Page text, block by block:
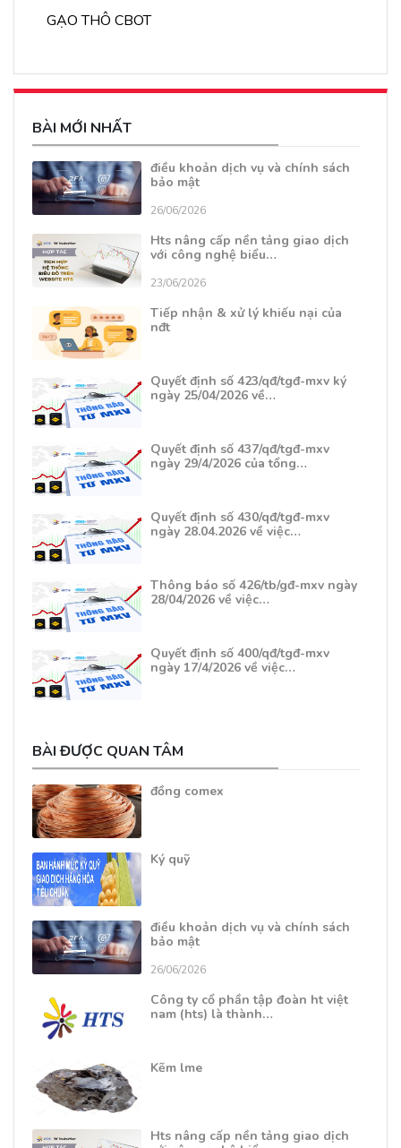
GẠO THÔ CBOT
BÀI MỚI NHẤT
điều khoản dịch vụ và chính sách
bảo mật
26/06/2026
Hts nâng cấp nền tảng giao dịch
với công nghệ biểu…
23/06/2026
Tiếp nhận & xử lý khiếu nại của
nđt
Quyết định số 423/qđ/tgđ-mxv ký
ngày 25/04/2026 về…
Quyết định số 437/qđ/tgđ-mxv
ngày 29/4/2026 của tổng…
Quyết định số 430/qđ/tgđ-mxv
ngày 28.04.2026 về việc…
Thông báo số 426/tb/gđ-mxv ngày
28/04/2026 về việc…
Quyết định số 400/qđ/tgđ-mxv
ngày 17/4/2026 về việc…
BÀI ĐƯỢC QUAN TÂM
đồng comex
Ký quỹ
điều khoản dịch vụ và chính sách
bảo mật
26/06/2026
Công ty cổ phần tập đoàn ht việt
nam (hts) là thành…
Kẽm lme
Hts nâng cấp nền tảng giao dịch